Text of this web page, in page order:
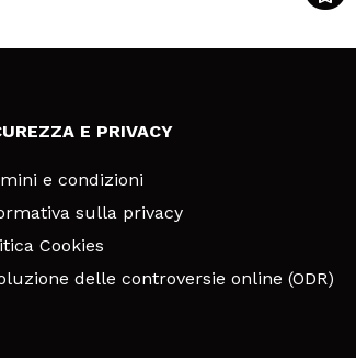
E PRIVACY
e condizioni
sulla privacy
Cookies
delle controversie online (ODR)